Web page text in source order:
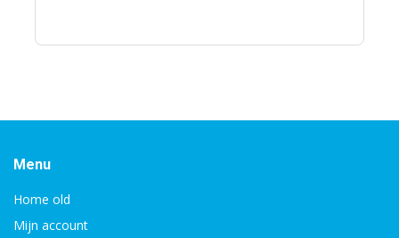
Menu
Home old
Mijn account